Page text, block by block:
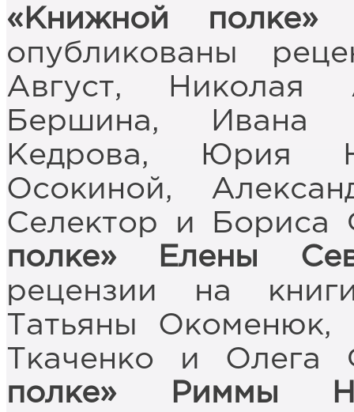
«Книжной полке»
опубликованы
Август, Николая
Бершина, Ивана
Кедрова, Юрия
Осокиной,
Селектор и
полке» Елены
рецензии на
Татьяны
Ткаченко и
полке» Риммы